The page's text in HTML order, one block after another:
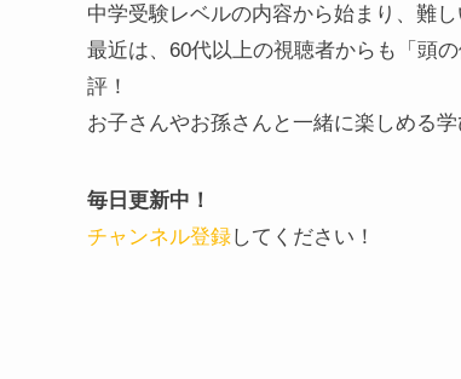
中学受験レベルの内容から始まり、難
最近は、60代以上の視聴者からも「頭
評！
お子さんやお孫さんと一緒に楽しめる
毎日更新中！
チャンネル登録してください！